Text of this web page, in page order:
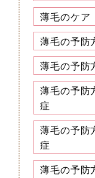
薄毛のケア
薄毛の予防
薄毛の予防
薄毛の予防
症
薄毛の予防
症
薄毛の予防